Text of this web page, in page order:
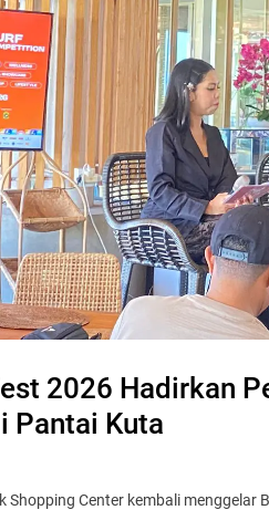
2026 Hadirkan
Pantai Kuta
Shopping Center kembali